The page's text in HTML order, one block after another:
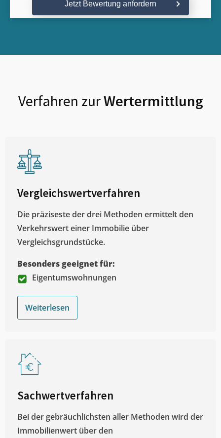
Jetzt Bewertung anfordern
Verfahren zurWertermittlung
Vergleichswertverfahren
Die präziseste der drei Methoden ermittelt den
Verkehrswert einer Immobilie über
Vergleichsgrundstücke.
Besonders geeignet für:
Eigentumswohnungen
Weiterlesen
Sachwertverfahren
Bei der gebräuchlichsten aller Methoden wird der
Immobilienwert über den